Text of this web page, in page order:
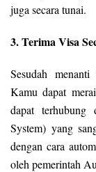
juga secara tunai.
3. Terima Visa
Sesudah
Kamu dapat
dapat terhubung
System) yang
dengan cara
oleh pemerintah